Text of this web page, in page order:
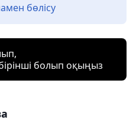
бөлісу
болып оқыңыз